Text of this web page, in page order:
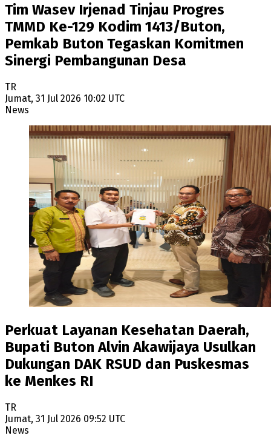
Tim Wasev Irjenad Tinjau Progres
TMMD Ke-129 Kodim 1413/Buton,
Pemkab Buton Tegaskan Komitmen
Sinergi Pembangunan Desa
TR
Jumat, 31 Jul 2026 10:02 UTC
News
Perkuat Layanan Kesehatan Daerah,
Bupati Buton Alvin Akawijaya Usulkan
Dukungan DAK RSUD dan Puskesmas
ke Menkes RI
TR
Jumat, 31 Jul 2026 09:52 UTC
News